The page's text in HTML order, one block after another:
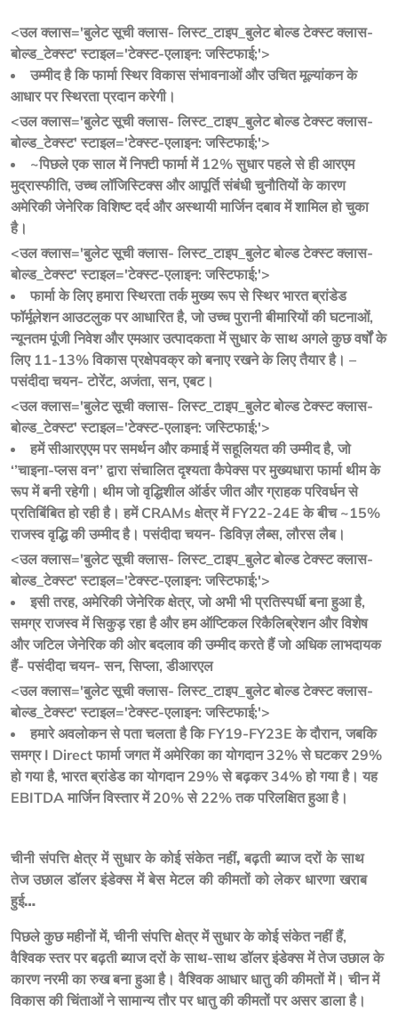
<उल क्लास='बुलेट सूची क्लास- लिस्ट_टाइप_बुलेट बोल्ड टेक्स्ट क्लास-
बोल्ड_टेक्स्ट' स्टाइल='टेक्स्ट-एलाइन: जस्टिफाई;'>
उम्मीद है कि फार्मा स्थिर विकास संभावनाओं और उचित मूल्यांकन के
आधार पर स्थिरता प्रदान करेगी।
<उल क्लास='बुलेट सूची क्लास- लिस्ट_टाइप_बुलेट बोल्ड टेक्स्ट क्लास-
बोल्ड_टेक्स्ट' स्टाइल='टेक्स्ट-एलाइन: जस्टिफाई;'>
~पिछले एक साल में निफ्टी फार्मा में 12% सुधार पहले से ही आरएम
मुद्रास्फीति, उच्च लॉजिस्टिक्स और आपूर्ति संबंधी चुनौतियों के कारण
अमेरिकी जेनेरिक विशिष्ट दर्द और अस्थायी मार्जिन दबाव में शामिल हो चुका
है।
<उल क्लास='बुलेट सूची क्लास- लिस्ट_टाइप_बुलेट बोल्ड टेक्स्ट क्लास-
बोल्ड_टेक्स्ट' स्टाइल='टेक्स्ट-एलाइन: जस्टिफाई;'>
फार्मा के लिए हमारा स्थिरता तर्क मुख्य रूप से स्थिर भारत ब्रांडेड
फॉर्मूलेशन आउटलुक पर आधारित है, जो उच्च पुरानी बीमारियों की घटनाओं,
न्यूनतम पूंजी निवेश और एमआर उत्पादकता में सुधार के साथ अगले कुछ वर्षों के
लिए 11-13% विकास प्रक्षेपवक्र को बनाए रखने के लिए तैयार है। –
पसंदीदा चयन- टोरेंट, अजंता, सन, एबट।
<उल क्लास='बुलेट सूची क्लास- लिस्ट_टाइप_बुलेट बोल्ड टेक्स्ट क्लास-
बोल्ड_टेक्स्ट' स्टाइल='टेक्स्ट-एलाइन: जस्टिफाई;'>
हमें सीआरएएम पर समर्थन और कमाई में सहूलियत की उम्मीद है, जो
‘’चाइना-प्लस वन’’ द्वारा संचालित दृश्यता कैपेक्स पर मुख्यधारा फार्मा थीम के
रूप में बनी रहेगी। थीम जो वृद्धिशील ऑर्डर जीत और ग्राहक परिवर्धन से
प्रतिबिंबित हो रही है। हमें CRAMs क्षेत्र में FY22-24E के बीच ~15%
राजस्व वृद्धि की उम्मीद है। पसंदीदा चयन- डिविज़ लैब्स, लौरस लैब।
<उल क्लास='बुलेट सूची क्लास- लिस्ट_टाइप_बुलेट बोल्ड टेक्स्ट क्लास-
बोल्ड_टेक्स्ट' स्टाइल='टेक्स्ट-एलाइन: जस्टिफाई;'>
इसी तरह, अमेरिकी जेनेरिक क्षेत्र, जो अभी भी प्रतिस्पर्धी बना हुआ है,
समग्र राजस्व में सिकुड़ रहा है और हम ऑप्टिकल रिकैलिब्रेशन और विशेष
और जटिल जेनेरिक की ओर बदलाव की उम्मीद करते हैं जो अधिक लाभदायक
हैं- पसंदीदा चयन- सन, सिप्ला, डीआरएल
<उल क्लास='बुलेट सूची क्लास- लिस्ट_टाइप_बुलेट बोल्ड टेक्स्ट क्लास-
बोल्ड_टेक्स्ट' स्टाइल='टेक्स्ट-एलाइन: जस्टिफाई;'>
हमारे अवलोकन से पता चलता है कि FY19-FY23E के दौरान, जबकि
समग्र I Direct फार्मा जगत में अमेरिका का योगदान 32% से घटकर 29%
हो गया है, भारत ब्रांडेड का योगदान 29% से बढ़कर 34% हो गया है। यह
EBITDA मार्जिन विस्तार में 20% से 22% तक परिलक्षित हुआ है।
चीनी संपत्ति क्षेत्र में सुधार के कोई संकेत नहीं, बढ़ती ब्याज दरों के साथ
तेज उछाल डॉलर इंडेक्स में बेस मेटल की कीमतों को लेकर धारणा खराब
हुई…
पिछले कुछ महीनों में, चीनी संपत्ति क्षेत्र में सुधार के कोई संकेत नहीं हैं,
वैश्विक स्तर पर बढ़ती ब्याज दरों के साथ-साथ डॉलर इंडेक्स में तेज उछाल के
कारण नरमी का रुख बना हुआ है। वैश्विक आधार धातु की कीमतों में। चीन में
विकास की चिंताओं ने सामान्य तौर पर धातु की कीमतों पर असर डाला है।